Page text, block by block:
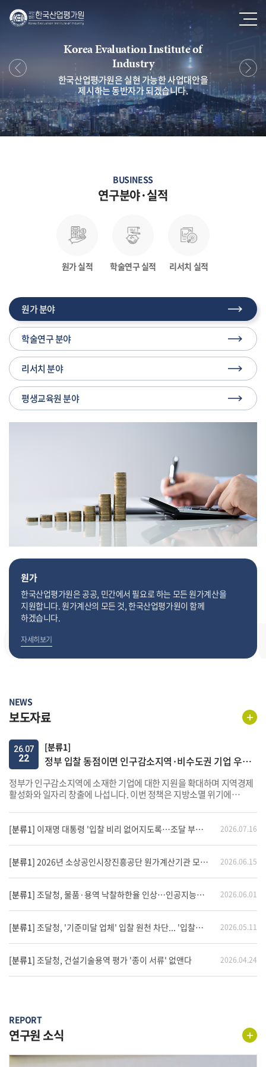
Korea Evaluation Institute of
Industry
한국산업평가원은 실현 가능한 사업대안을
제시하는 동반자가 되겠습니다.
BUSINESS
연구분야·실적
원가 실적 학술연구 실적 리서치 실적
원가 분야
학술연구 분야
리서치 분야
평생교육원 분야
원가
한국산업평가원은 공공, 민간에서 필요로 하는 모든 원가계산을
지원합니다.원가계산의 모든 것, 한국산업평가원이함께
하겠습니다.
자세히보기
NEWS
보도자료
26.07
22
[분류1]
정부 입찰 동점이면 인구감소지역·비수도권 기업 우선 낙찰
정부가 인구감소지역에 소재한 기업에 대한 지원을 확대하며 지역경제
활성화와 일자리 창출에 나섭니다. 이번 정책은 지방소멸 위기에
인구감소지역 기업의 경쟁력 강화가 기대됩니다.한국산업평가원이
소재한 충청남도 공주시 역시 정부가 지정한 인구감소지역으로, 앞으로
적격심사제'로 전환페이퍼컴퍼니 입찰보증금 부과…담합 제재기간
선정한다. 인구감소지역 기업과 국가 연구개발(R&D) 사업의
연구장비에 적용하는 1인 견적 수의계약 한도는 현행 2000만 원에서
시행령·시행규칙 일부개정령안'을 입법예고한다고 밝혔다.이번
개정안은 지난 4월 발표한 '비수도권 기업 지원방안'과 이달 1일 발표한
일극체제에 따른 지역 간 격차 문제를 해소하기 위해 비수도권 기업
지원을 강화한다.적격심사에서 가격과 이행능력 심사 결과가 같을 경우
수의계약 한도는 현행 2000만 원에서 5000만 원으로 상향한다.국가
R&D 사업의 신속한 추진을 위한 계약제도도 개선한다. 국가 R&D 사업
수행에 필요한 연구장비 등의 1인 견적 수의계약 한도를 2000만 원에서
5000만 원으로 높인다.재경부 장관이 고시하는 초혁신경제 프로젝트
[분류1] 이재명 대통령 '입찰 비리 없어지도록…조달 부정부패 잘 관리해야' 2026.07.16
[분류1] 2026년 소상공인시장진흥공단 원가계산기관 모집 공고 2026.06.15
[분류1] 조달청, 물품·용역 낙찰하한율 인상…인공지능제품 가점 부여 2026.06.01
[분류1] 조달청, '기준미달 업체' 입찰 원천 차단... '입찰자격 사실조사' 근거 마련 2026.05.11
[분류1] 조달청, 건설기술용역 평가 '종이 서류' 없앤다 2026.04.24
REPORT
연구원 소식